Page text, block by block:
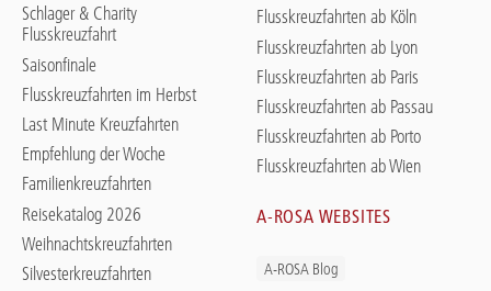
Schlager & Charity
Flusskreuzfahrt
Saisonfinale
Flusskreuzfahrten im Herbst
Last Minute Kreuzfahrten
Empfehlung der Woche
Familienkreuzfahrten
Reisekatalog 2026
Weihnachtskreuzfahrten
Silvesterkreuzfahrten
Flusskreuzfahrten ab Köln
Flusskreuzfahrten ab Lyon
Flusskreuzfahrten ab Paris
Flusskreuzfahrten ab Passau
Flusskreuzfahrten ab Porto
Flusskreuzfahrten ab Wien
A-ROSA WEBSITES
A-ROSA Blog